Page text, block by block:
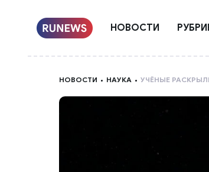
НОВОСТИ
НОВОСТИ НАУКА УЧЁНЫЕ